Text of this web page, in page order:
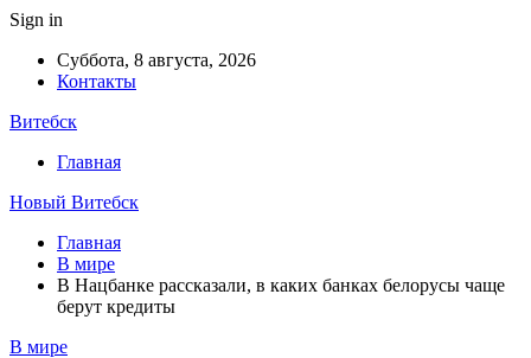
Sign in
Суббота, 8 августа, 2026
Контакты
Витебск
Главная
Новый Витебск
Главная
В мире
В Нацбанке рассказали, в каких банках белорусы чаще
берут кредиты
В мире